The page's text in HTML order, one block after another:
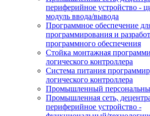
периферийное устройство -
модуль ввода/вывода
Программное обеспечение
программирования и
программного обеспечения
Стойка монтажная
логического контроллера
Система питания
логического контроллера
Промышленный
Промышленная сеть,
периферийное устройство -